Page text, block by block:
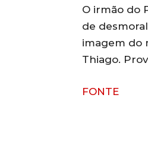
O irmão do
de
imagem do
Thiago.
FONTE